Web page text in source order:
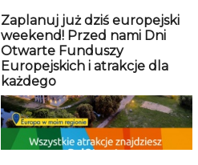
Zaplanuj już dziś europejski
weekend! Przed nami Dni
Otwarte Funduszy
Europejskich i atrakcje dla
każdego